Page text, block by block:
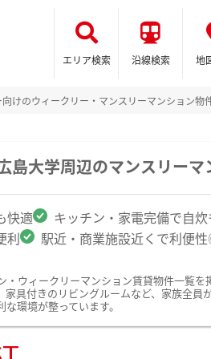
エリア検索 沿線検索 地
けのウィークリー・マンスリーマンション物
島大学周辺のマンスリー
快適 キッチン・家電完備で自炊
利
駅近・商業施設近くで利便
ウィークリーマンション賃貸物件一覧
具付きのリビングルームなど、家族全
環境が整っています。